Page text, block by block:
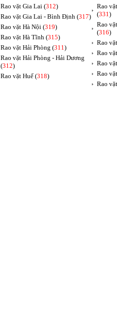
Rao vặt Gia Lai (312)
Rao vặt Gia Lai - Bình Định (317)
Rao vặt Hà Nội (319)
Rao vặt Hà Tĩnh (315)
Rao vặt Hải Phòng (311)
Rao vặt Hải Phòng - Hải Dương
(312)
Rao vặt Huế (318)
Rao
(331)
Rao
(316)
Rao
Rao
Rao
Rao
Rao